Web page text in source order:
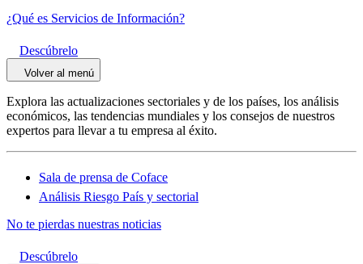
¿Qué es Servicios de Información?
Descúbrelo
Volver al menú
Explora las actualizaciones sectoriales y de los países, los análisis
económicos, las tendencias mundiales y los consejos de nuestros
expertos para llevar a tu empresa al éxito.
Sala de prensa de Coface
Análisis Riesgo País y sectorial
No te pierdas nuestras noticias
Descúbrelo